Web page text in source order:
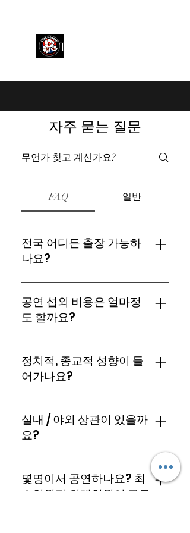
TAKWON GLOBAL
자주 묻는 질문
FAQ 일반
전국 어디든 출장 가능하
나요?
태권크리(TAEKWONCRE)는 전국뿐만
아니라 전 세계 어디든 가능합니다.
공연 섭외 비용은 얼마정
도 할까요?
태권크리(TAEKWONCRE)는 건, 곤, 감,
리 총 4개의 공연을 제공하고 있으며 인
원수, 지역에 따라 비용은 상이할 수 있습
해 주세요
정치적, 종교적 성향이 들
어가나요?
태권크리(TAEKWONCRE)는 정치 , 종
교 성향을 담지 않습니다.
실내 / 야외 상관이 있을까
요?
실내 / 야외 상관 없이 공연 가능 며 사전
현장 , 무대 컨디션 확인을 위해 사진을
첨부해 주시면 보다 신속한 조치가 가능
몇명이서 공연하나요? 최
소인원과 최대인원이 궁금